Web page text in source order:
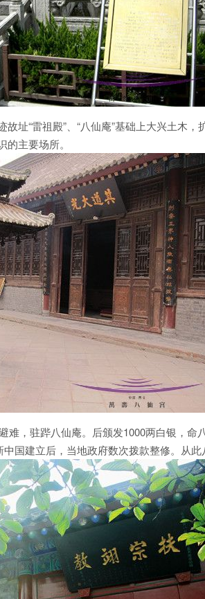
址“雷祖殿”、“八仙庵”基础上大兴土木
主要场所。
，驻跸八仙庵。后颁发1000两白银，命
国建立后，当地政府数次拨款整修。从此